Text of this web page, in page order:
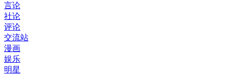
言论
社论
评论
交流站
漫画
娱乐
明星